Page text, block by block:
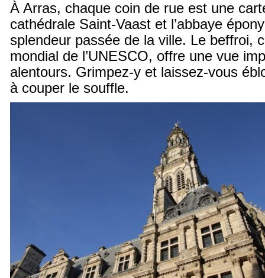
À Arras, chaque coin de rue est une
cathédrale Saint-Vaast et l’abbaye
splendeur passée de la ville. Le beffroi,
mondial de l’UNESCO, offre une vue
alentours. Grimpez-y et laissez-vous
à couper le souffle.